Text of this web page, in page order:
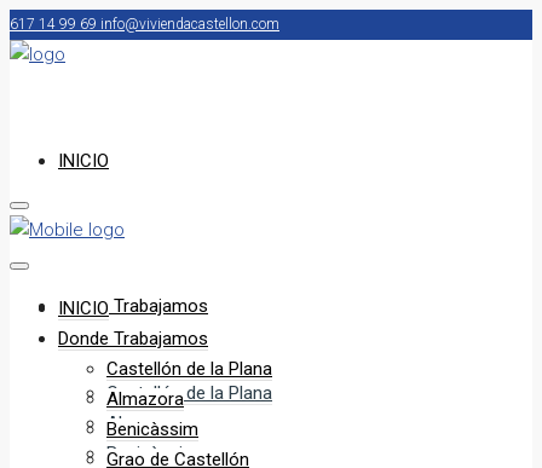
617 14 99 69 info@viviendacastellon.com
INICIO
Donde Trabajamos
Castellón de la Plana
Almazora
Benicàssim
INICIO
Donde Trabajamos
Castellón de la Plana
Almazora
Benicàssim
Grao de Castellón